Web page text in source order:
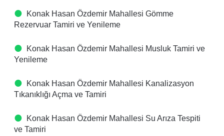
Konak Hasan Özdemir Mahallesi Gömme
Rezervuar Tamiri ve Yenileme
Konak Hasan Özdemir Mahallesi Musluk Tamiri ve
Yenileme
Konak Hasan Özdemir Mahallesi Kanalizasyon
Tıkanıklığı Açma ve Tamiri
Konak Hasan Özdemir Mahallesi Su Arıza Tespiti
ve Tamiri